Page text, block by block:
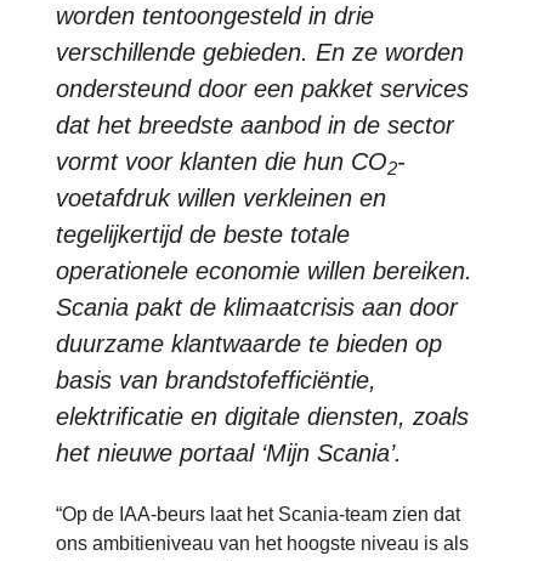
worden tentoongesteld in drie
verschillende gebieden. En ze worden
ondersteund door een pakket services
dat het breedste aanbod in de sector
vormt voor klanten die hun CO2-
voetafdruk willen verkleinen en
tegelijkertijd de beste totale
operationele economie willen bereiken.
Scania pakt de klimaatcrisis aan door
duurzame klantwaarde te bieden op
basis van brandstofefficiëntie,
elektrificatie en digitale diensten, zoals
het nieuwe portaal ‘Mijn Scania’.
“Op de IAA-beurs laat het Scania-team zien dat
ons ambitieniveau van het hoogste niveau is als